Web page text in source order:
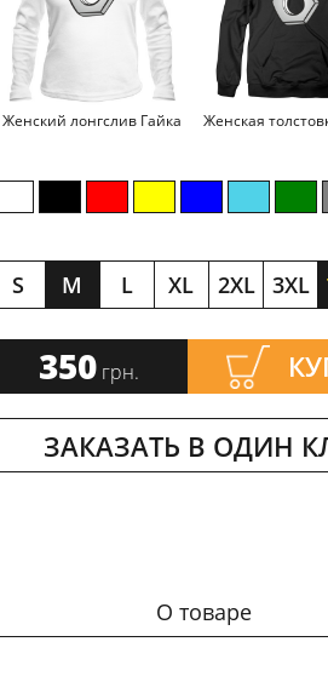
Женский лонгслив Гайка Женская
S M L XL 2XL 3XL
350 грн.
ЗАКАЗАТЬ В ОДИН
О товаре